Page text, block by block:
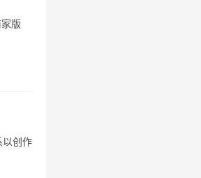
版
以创作